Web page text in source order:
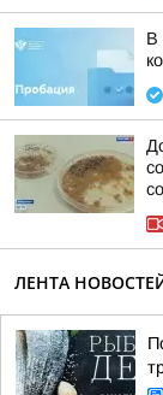
В
ЛЕНТА